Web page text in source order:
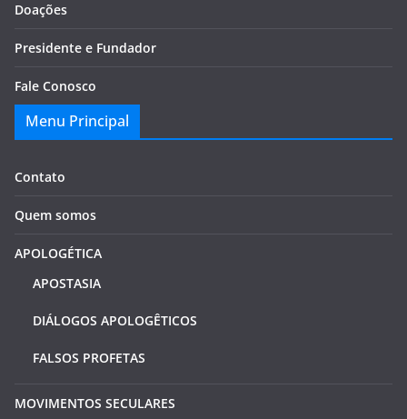
Doações
Presidente e Fundador
Fale Conosco
Menu Principal
Contato
Quem somos
APOLOGÉTICA
APOSTASIA
DIÁLOGOS APOLOGÊTICOS
FALSOS PROFETAS
MOVIMENTOS SECULARES